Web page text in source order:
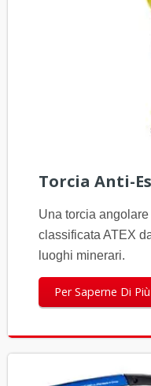
Torcia Anti-
Una torcia
classificata ATEX
luoghi minerari.
Per Saperne Di Più